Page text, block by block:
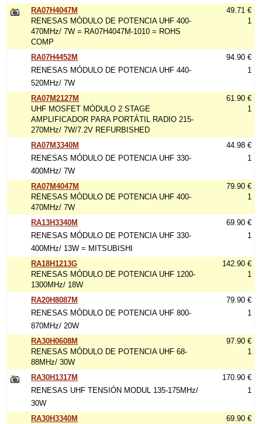
RA07H4047M
RENESAS MÓDULO DE POTENCIA UHF 400-
470MHz/ 7W = RA07H4047M-1010 = ROHS
COMP
49.71 €
1
RA07H4452M
RENESAS MÓDULO DE POTENCIA UHF 440-
520MHz/ 7W
94.90 €
1
RA07M2127M
UHF MOSFET MÓDULO 2 STAGE
AMPLIFICADOR PARA PORTÁTIL RADIO 215-
270MHz/ 7W/7.2V REFURBISHED
61.90 €
1
RA07M3340M
RENESAS MÓDULO DE POTENCIA UHF 330-
400MHz/ 7W
44.98 €
1
RA07M4047M
RENESAS MÓDULO DE POTENCIA UHF 400-
470MHz/ 7W
79.90 €
1
RA13H3340M
RENESAS MÓDULO DE POTENCIA UHF 330-
400MHz/ 13W = MITSUBISHI
69.90 €
1
RA18H1213G
RENESAS MÓDULO DE POTENCIA UHF 1200-
1300MHz/ 18W
142.90 €
1
RA20H8087M
RENESAS MÓDULO DE POTENCIA UHF 800-
870MHz/ 20W
79.90 €
1
RA30H0608M
RENESAS MÓDULO DE POTENCIA UHF 68-
88MHz/ 30W
97.90 €
1
RA30H1317M
RENESAS UHF TENSIÓN MODUL 135-175MHz/
30W
170.90 €
1
RA30H3340M
69.90 €